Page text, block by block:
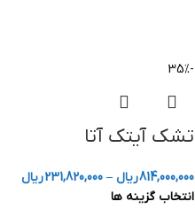
-35%
تشک آیتک آتا
814,000,000ریال –
231,820,000ریال
انتخاب گزینه ها